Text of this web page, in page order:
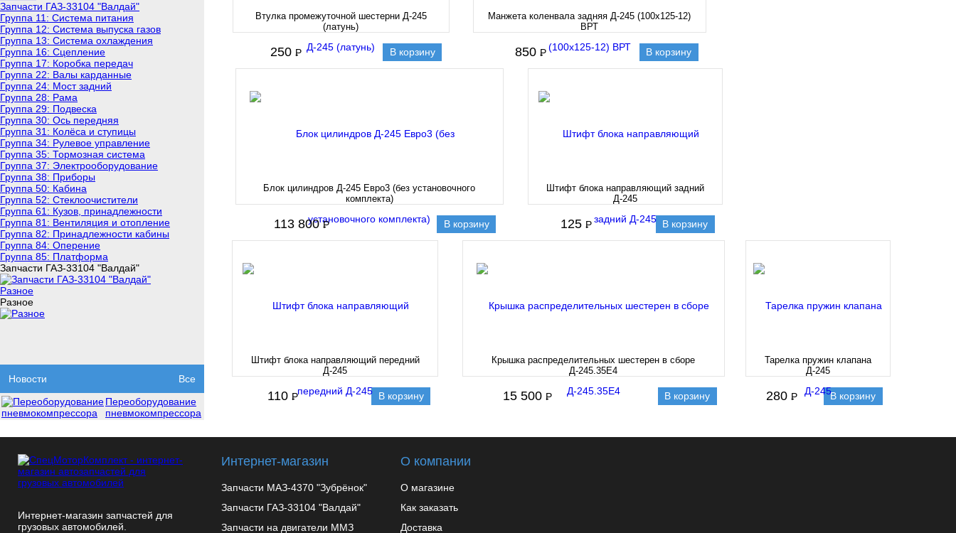
Запчасти ГАЗ-33104 "Валдай"
Группа 11: Система питания
Группа 12: Система выпуска газов
Группа 13: Система охлаждения
Группа 16: Сцепление
Группа 17: Коробка передач
Группа 22: Валы карданные
Группа 24: Мост задний
Группа 28: Рама
Группа 29: Подвеска
Группа 30: Ось передняя
Группа 31: Колёса и ступицы
Группа 34: Рулевое управление
Группа 35: Тормозная система
Группа 37: Электрооборудование
Группа 38: Приборы
Группа 50: Кабина
Группа 52: Стеклоочистители
Группа 61: Кузов, принадлежности
Группа 81: Вентиляция и отопление
Группа 82: Принадлежности кабины
Группа 84: Оперение
Группа 85: Платформа
Запчасти ГАЗ-33104 "Валдай"
Разное
Разное
Новости
Все
Переоборудование
пневмокомпрессора
Втулка промежуточной шестерни Д-245
(латунь)
250P
- В корзину
Манжета коленвала задняя Д-245 (100х125-12)
ВРТ
850 P
- В корзину
Блок цилиндров Д-245 Евро3 (без установочного
комплекта)
113 800P
- В корзину
Штифт блока направляющий задний
Д-245
125 P
- В корзину
Штифт блока направляющий передний
Д-245
110P
- В корзину
Крышка распределительных шестерен в сборе
Д-245.35Е4
15 500 P
- В корзину
Тарелка пружин клапана
Д-245
280 P
- В корзину
Интернет-магазин запчастей для
грузовых автомобилей.
Интернет-магазин
Запчасти МАЗ-4370 "Зубрёнок"
Запчасти ГАЗ-33104 "Валдай"
Запчасти на двигатели ММЗ
О компании
О магазине
Как заказать
Доставка